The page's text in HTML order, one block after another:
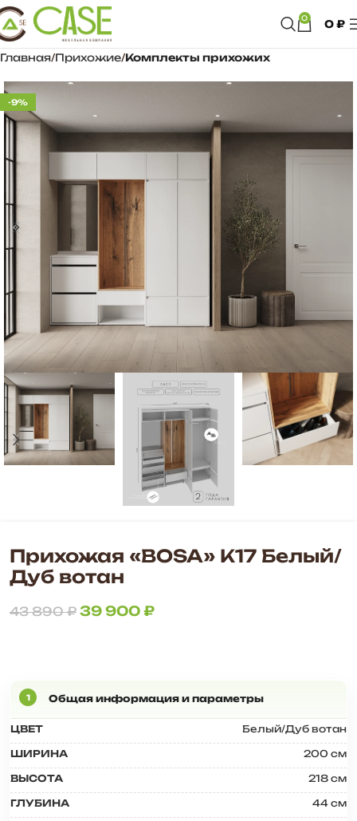
0 0₽
Главная Прихожие Комплекты прихожих
-9%
Прихожая «BOSA» К17 Белый/
Дуб вотан
43 890₽ 39 900₽
ЦВЕТ Белый/Дуб вотан
ШИРИНА 200 см
ВЫСОТА 218 см
ГЛУБИНА 44 см